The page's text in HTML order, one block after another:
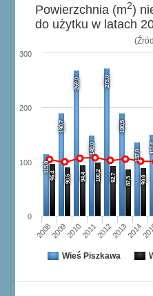
115,0
190,7
269,0
149,0
273,0
190,5
137,0
96,4 90,5 94,4 100,2 92,7 87,3 90,0
2008200920102011201220132014
0
100
200
300
Powierzchnia (m2)
do użytku w latach
Wieś Piszkawa